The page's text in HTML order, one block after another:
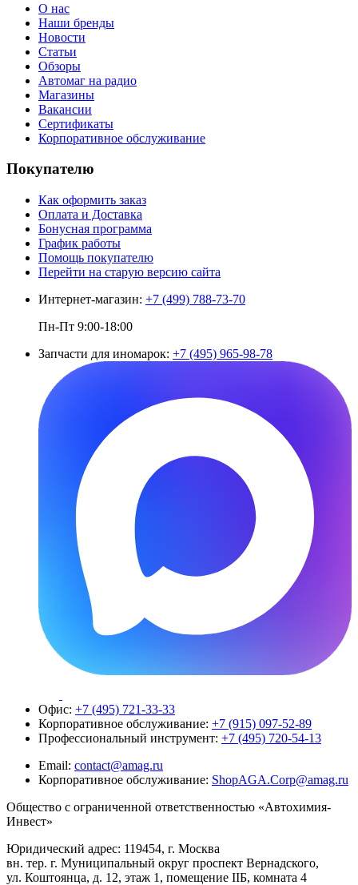
О нас
Наши бренды
Новости
Статьи
Обзоры
Автомаг на радио
Магазины
Вакансии
Сертификаты
Корпоративное обслуживание
Покупателю
Как оформить заказ
Оплата и Доставка
Бонусная программа
График работы
Помощь покупателю
Перейти на старую версию сайта
Интернет-магазин: +7 (499) 788-73-70
Пн-Пт 9:00-18:00
Запчасти для иномарок: +7 (495) 965-98-78
Офис: +7 (495) 721-33-33
Корпоративное обслуживание: +7 (915) 097-52-89
Профессиональный инструмент: +7 (495) 720-54-13
Email: contact@amag.ru
Корпоративное обслуживание: ShopAGA.Corp@amag.ru
Общество с ограниченной ответственностью «Автохимия-
Инвест»
Юридический адрес: 119454, г. Москва
вн. тер. г. Муниципальный округ проспект Вернадского,
ул. Коштоянца, д. 12, этаж 1, помещение IIБ, комната 4